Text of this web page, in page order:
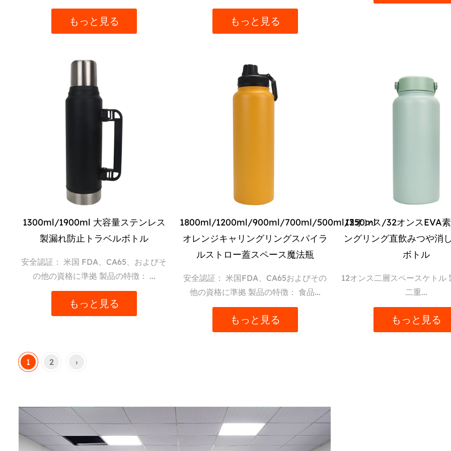
もっと見る もっと見る
1300ml/1900ml 大容量ステンレス
製漏れ防止トラベルボトル
安全認証： 米国 FDA、CA65、およびそ
の他の資格に準拠 製品の特徴： ...
もっと見る
1800ml/1200ml/900ml/700ml/500ml/350ml
オレンジキャリングリングスパイラ
ルストロー蓋スペース魔法瓶
安全認証： 米国FDA、CA65およびその
他の資格に準拠 製品の特徴： 食品...
もっと見る
12オンス/32オンスEVA
ングリング直飲みつや消
ボトル
12オンス二層スペースケトル
二重...
もっと見る
1 2 ›